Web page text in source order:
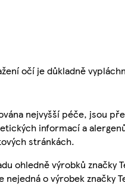
očí je důkladně
nejvyšší péče, jsou
informací a
stránkách.
ohledně výrobků
o výrobek značky